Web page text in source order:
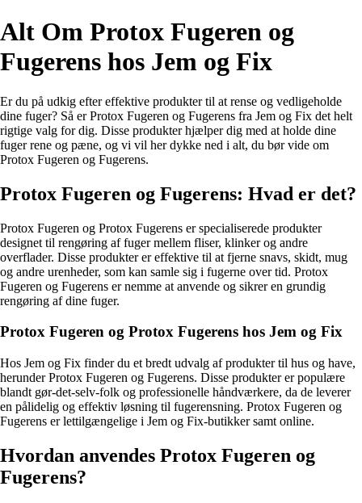
Alt Om Protox Fugeren og
Fugerens hos Jem og Fix
Er du på udkig efter effektive produkter til at rense og vedligeholde
dine fuger? Så er Protox Fugeren og Fugerens fra Jem og Fix det helt
rigtige valg for dig. Disse produkter hjælper dig med at holde dine
fuger rene og pæne, og vi vil her dykke ned i alt, du bør vide om
Protox Fugeren og Fugerens.
Protox Fugeren og Fugerens: Hvad er det?
Protox Fugeren og Protox Fugerens er specialiserede produkter
designet til rengøring af fuger mellem fliser, klinker og andre
overflader. Disse produkter er effektive til at fjerne snavs, skidt, mug
og andre urenheder, som kan samle sig i fugerne over tid. Protox
Fugeren og Fugerens er nemme at anvende og sikrer en grundig
rengøring af dine fuger.
Protox Fugeren og Protox Fugerens hos Jem og Fix
Hos Jem og Fix finder du et bredt udvalg af produkter til hus og have,
herunder Protox Fugeren og Fugerens. Disse produkter er populære
blandt gør-det-selv-folk og professionelle håndværkere, da de leverer
en pålidelig og effektiv løsning til fugerensning. Protox Fugeren og
Fugerens er lettilgængelige i Jem og Fix-butikker samt online.
Hvordan anvendes Protox Fugeren og
Fugerens?